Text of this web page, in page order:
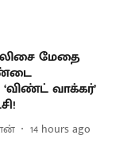
மேதை
வாக்கர்’
14 hours ago